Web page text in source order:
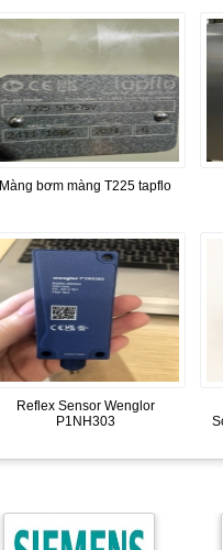
Màng bơm màng T225 tapflo
Reflex Sensor Wenglor
P1NH303